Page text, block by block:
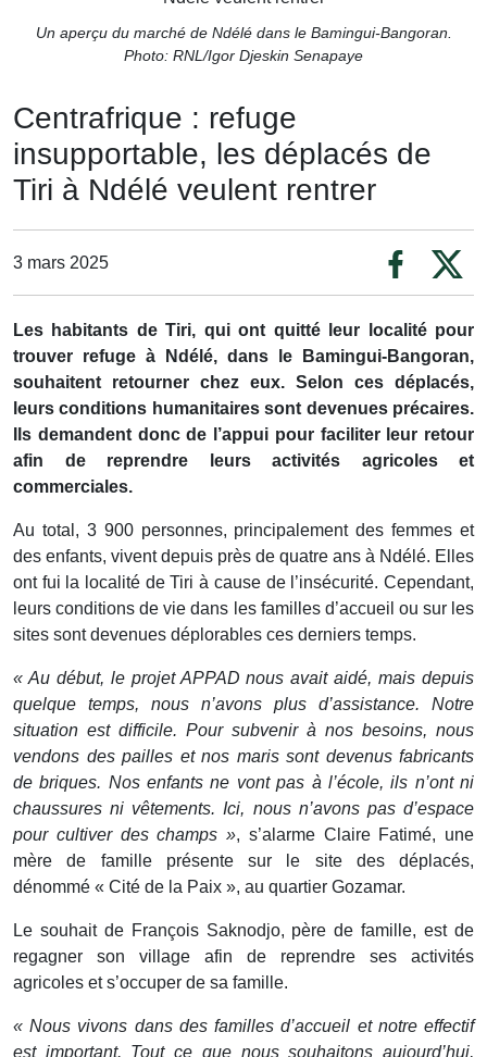
Un aperçu du marché de Ndélé dans le Bamingui-Bangoran.
Photo: RNL/Igor Djeskin Senapaye
Centrafrique : refuge
insupportable, les déplacés de
Tiri à Ndélé veulent rentrer
3 mars 2025
Les habitants de Tiri, qui ont quitté leur localité pour
trouver refuge à Ndélé, dans le Bamingui-Bangoran,
souhaitent retourner chez eux. Selon ces déplacés,
leurs conditions humanitaires sont devenues précaires.
Ils demandent donc de l’appui pour faciliter leur retour
afin de reprendre leurs activités agricoles et
commerciales.
Au total, 3 900 personnes, principalement des femmes et
des enfants, vivent depuis près de quatre ans à Ndélé. Elles
ont fui la localité de Tiri à cause de l’insécurité. Cependant,
leurs conditions de vie dans les familles d’accueil ou sur les
sites sont devenues déplorables ces derniers temps.
« Au début, le projet APPAD nous avait aidé, mais depuis
quelque temps, nous n’avons plus d’assistance. Notre
situation est difficile. Pour subvenir à nos besoins, nous
vendons des pailles et nos maris sont devenus fabricants
de briques. Nos enfants ne vont pas à l’école, ils n’ont ni
chaussures ni vêtements. Ici, nous n’avons pas d’espace
pour cultiver des champs », s’alarme Claire Fatimé, une
mère de famille présente sur le site des déplacés,
dénommé « Cité de la Paix », au quartier Gozamar.
Le souhait de François Saknodjo, père de famille, est de
regagner son village afin de reprendre ses activités
agricoles et s’occuper de sa famille.
« Nous vivons dans des familles d’accueil et notre effectif
est important. Tout ce que nous souhaitons aujourd’hui,